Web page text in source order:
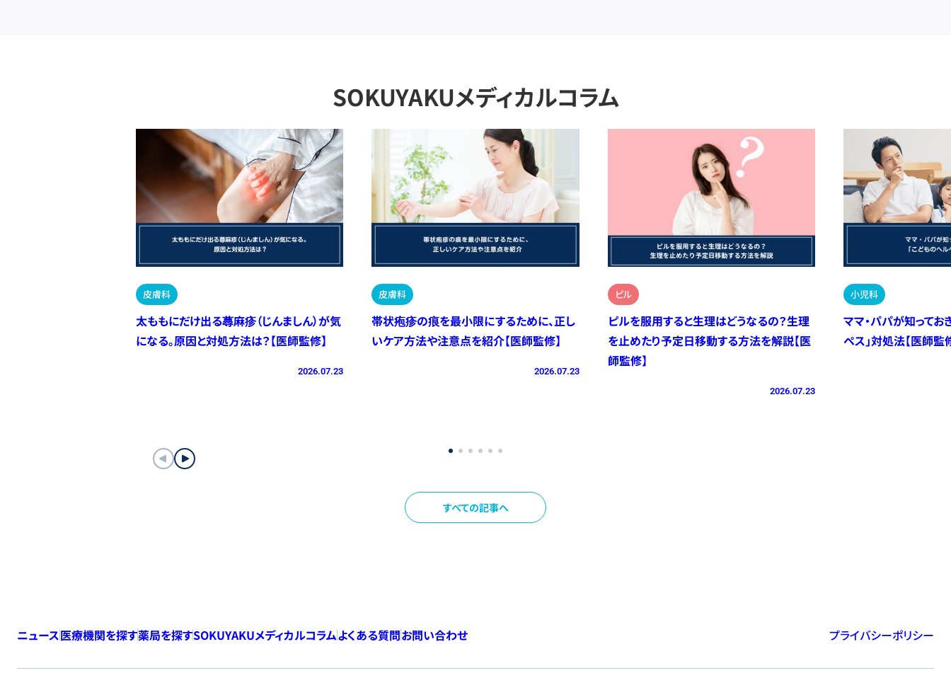
SOKUYAKUメディカルコラム
皮膚科
太ももにだけ出る蕁麻疹（じんましん）が気
になる。原因と対処方法は？【医師監修】
2026.07.23
皮膚科
帯状疱疹の痕を最小限にするために、正し
いケア方法や注意点を紹介【医師監修】
2026.07.23
ピル
ピルを服用すると生理はどうなるの？生理
を止めたり予定日移動する方法を解説【医
師監修】
2026.07.23
小児科
ママ・パパが知ってお
ペス」対処法【医師監
すべての記事へ
ニュース医療機関を探す薬局を探すSOKUYAKUメディカルコラムよくある質問お問い合わせ プライバシーポリシー